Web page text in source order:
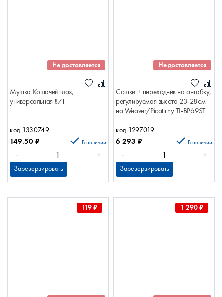
Не доставляется
Мушка Кошачий глаз,
универсальная 871
код 1330749
149.50 ₽ В наличии
- +
Зарезервировать
Не доставляется
Сошки + переходник на антабку,
регулируемая высота 23-28см
на Weaver/Picatinny TL-BP69ST
код 1297019
6 293 ₽ В наличии
- +
Зарезервировать
119₽ 1 290₽